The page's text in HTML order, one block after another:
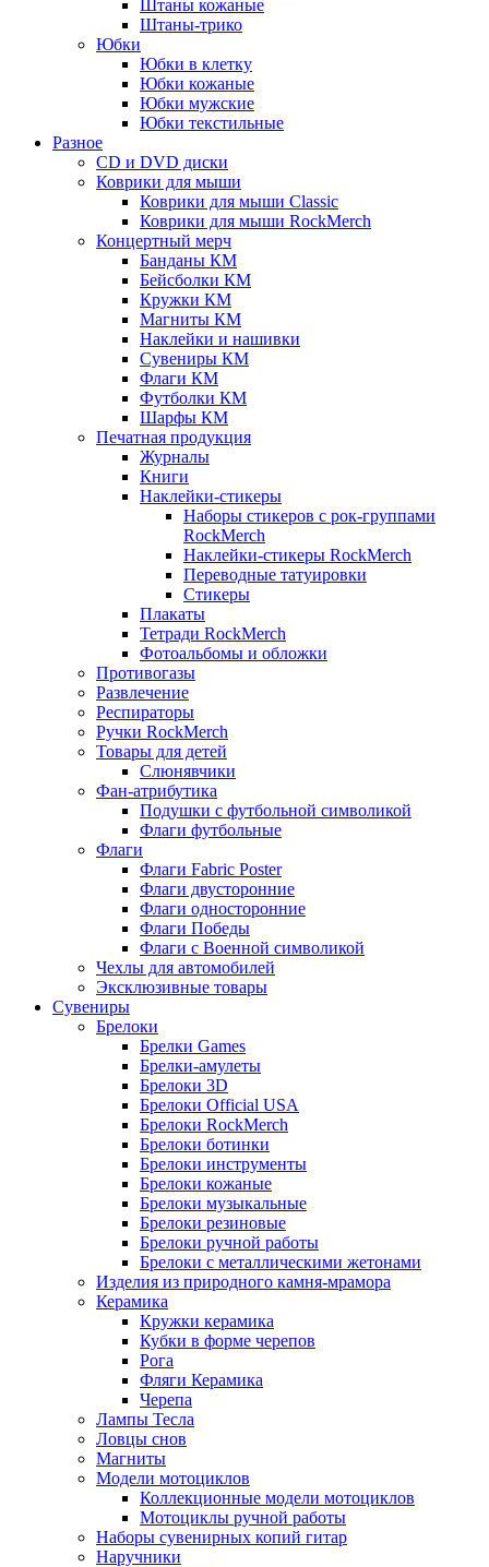
Штаны кожаные
Штаны-трико
Юбки
Юбки в клетку
Юбки кожаные
Юбки мужские
Юбки текстильные
Разное
CD и DVD диски
Коврики для мыши
Коврики для мыши Classic
Коврики для мыши RockMerch
Концертный мерч
Банданы КМ
Бейсболки КМ
Кружки КМ
Магниты КМ
Наклейки и нашивки
Сувениры КМ
Флаги КМ
Футболки КМ
Шарфы КМ
Печатная продукция
Журналы
Книги
Наклейки-стикеры
Наборы стикеров с рок-группами
RockMerch
Наклейки-стикеры RockMerch
Переводные татуировки
Стикеры
Плакаты
Тетради RockMerch
Фотоальбомы и обложки
Противогазы
Развлечение
Респираторы
Ручки RockMerch
Товары для детей
Слюнявчики
Фан-атрибутика
Подушки с футбольной символикой
Флаги футбольные
Флаги
Флаги Fabric Poster
Флаги двусторонние
Флаги односторонние
Флаги Победы
Флаги с Военной символикой
Чехлы для автомобилей
Эксклюзивные товары
Сувениры
Брелоки
Брелки Games
Брелки-амулеты
Брелоки 3D
Брелоки Official USA
Брелоки RockMerch
Брелоки ботинки
Брелоки инструменты
Брелоки кожаные
Брелоки музыкальные
Брелоки резиновые
Брелоки ручной работы
Брелоки с металлическими жетонами
Изделия из природного камня-мрамора
Керамика
Кружки керамика
Кубки в форме черепов
Рога
Фляги Керамика
Черепа
Лампы Тесла
Ловцы снов
Магниты
Модели мотоциклов
Коллекционные модели мотоциклов
Мотоциклы ручной работы
Наборы сувенирных копий гитар
Наручники